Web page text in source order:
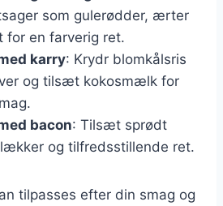
som gulerødder, ærter
for en farverig ret.
karry: Krydr blomkålsris
og tilsæt kokosmælk for
bacon: Tilsæt sprødt
og tilfredsstillende ret.
tilpasses efter din smag og